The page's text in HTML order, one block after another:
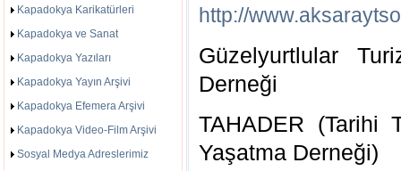
Kapadokya Karikatürleri
Kapadokya ve Sanat
Kapadokya Yazıları
Kapadokya Yayın Arşivi
Kapadokya Efemera Arşivi
Kapadokya Video-Film Arşivi
Sosyal Medya Adreslerimiz
http://
Güzelyurtlular
Derneği
TAHADER (Tarihi
Yaşatma Derneği)